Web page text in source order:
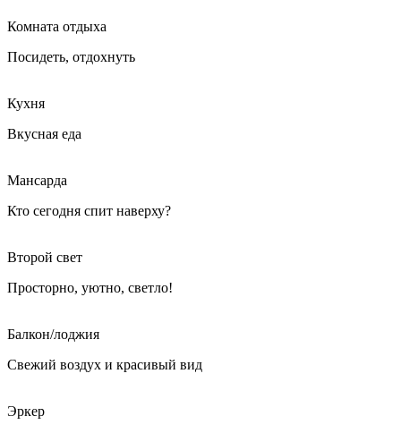
Комната отдыха
Посидеть, отдохнуть
Кухня
Вкусная еда
Мансарда
Кто сегодня спит наверху?
Второй свет
Просторно, уютно, светло!
Балкон/лоджия
Свежий воздух и красивый вид
Эркер